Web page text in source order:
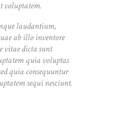
voluptatem.
laudantium,
ab illo inventore
vitae dicta sunt
quia voluptas
quia consequuntur
sequi nesciunt.